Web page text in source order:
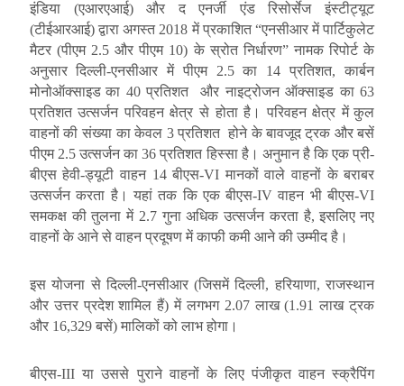
इंडिया (एआरएआई) और द एनर्जी एंड रिसोर्सेज इंस्टीट्यूट
(टीईआरआई) द्वारा अगस्त 2018 में प्रकाशित “एनसीआर में पार्टिकुलेट
मैटर (पीएम 2.5 और पीएम 10) के स्रोत निर्धारण” नामक रिपोर्ट के
अनुसार दिल्ली-एनसीआर में पीएम 2.5 का 14 प्रतिशत, कार्बन
मोनोऑक्साइड का 40 प्रतिशत और नाइट्रोजन ऑक्साइड का 63
प्रतिशत उत्सर्जन परिवहन क्षेत्र से होता है। परिवहन क्षेत्र में कुल
वाहनों की संख्या का केवल 3 प्रतिशत होने के बावजूद ट्रक और बसें
पीएम 2.5 उत्सर्जन का 36 प्रतिशत हिस्सा है। अनुमान है कि एक प्री-
बीएस हेवी-ड्यूटी वाहन 14 बीएस-VI मानकों वाले वाहनों के बराबर
उत्सर्जन करता है। यहां तक ​​कि एक बीएस-IV वाहन भी बीएस-VI
समकक्ष की तुलना में 2.7 गुना अधिक उत्सर्जन करता है, इसलिए नए
वाहनों के आने से वाहन प्रदूषण में काफी कमी आने की उम्मीद है।
इस योजना से दिल्ली-एनसीआर (जिसमें दिल्ली, हरियाणा, राजस्थान
और उत्तर प्रदेश शामिल हैं) में लगभग 2.07 लाख (1.91 लाख ट्रक
और 16,329 बसें) मालिकों को लाभ होगा।
बीएस-III या उससे पुराने वाहनों के लिए पंजीकृत वाहन स्क्रैपिंग